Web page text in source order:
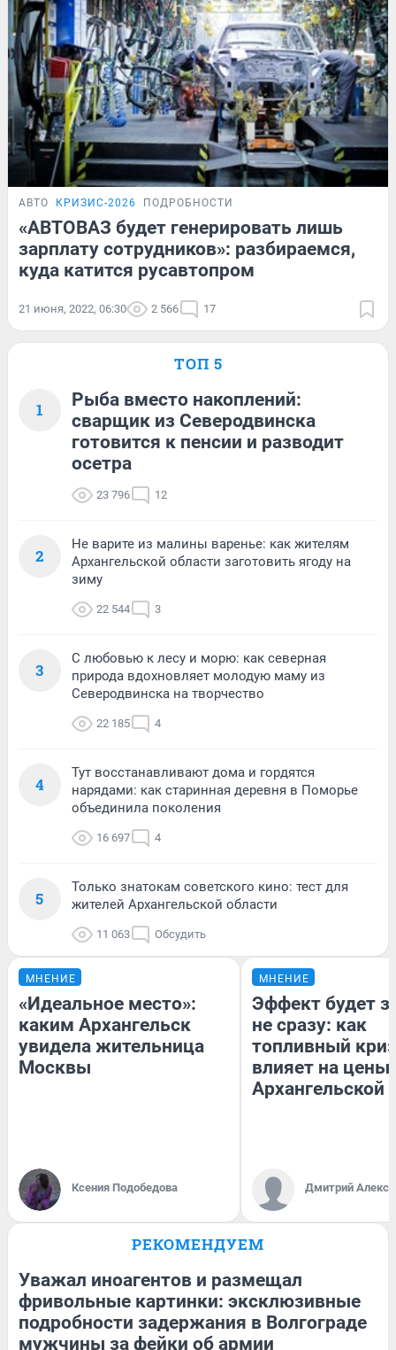
АВТО КРИЗИС-2026 ПОДРОБНОСТИ
«АВТОВАЗ будет генерировать лишь
зарплату сотрудников»: разбираемся,
куда катится русавтопром
21 июня, 2022, 06:30 2 566 17
ТОП 5
1
Рыба вместо накоплений:
сварщик из Северодвинска
готовится к пенсии и разводит
осетра
23 796 12
2
Не варите из малины варенье: как жителям
Архангельской области заготовить ягоду на
зиму
22 544 3
3
С любовью к лесу и морю: как северная
природа вдохновляет молодую маму из
Северодвинска на творчество
22 185 4
4
Тут восстанавливают дома и гордятся
нарядами: как старинная деревня в Поморье
объединила поколения
16 697 4
5
Только знатокам советского кино: тест для
жителей Архангельской области
11 063 Обсудить
МНЕНИЕ
«Идеальное место»:
каким Архангельск
увидела жительница
Москвы
Ксения Подобедова
МНЕНИЕ
Эффект будет
не сразу: как
топливный
влияет на цены
Архангельской
Дмитрий
РЕКОМЕНДУЕМ
Уважал иноагентов и размещал
фривольные картинки: эксклюзивные
подробности задержания в Волгограде
мужчины за фейки об армии